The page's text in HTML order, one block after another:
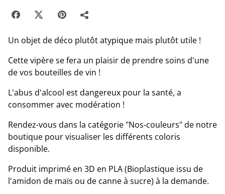
Un objet de déco plutôt atypique mais plutôt utile !
Cette vipère se fera un plaisir de prendre soins d'une
de vos bouteilles de vin !
L'abus d'alcool est dangereux pour la santé, a
consommer avec modération !
Rendez-vous dans la catégorie "Nos-couleurs" de notre
boutique pour visualiser les différents coloris
disponible.
Produit imprimé en 3D en PLA (Bioplastique issu de
l'amidon de maïs ou de canne à sucre) à la demande.